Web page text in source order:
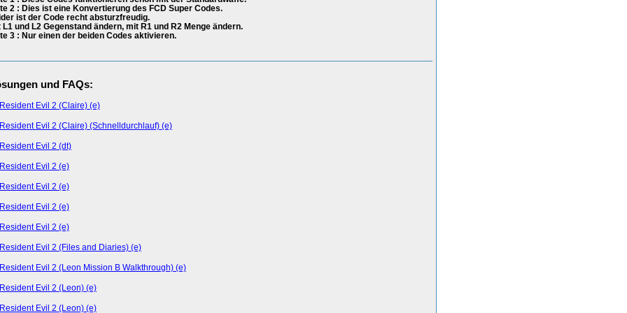
2 : Dies ist eine Konvertierung des FCD Super Codes.
ist der Code recht absturzfreudig.
L1 und L2 Gegenstand ändern, mit R1 und R2 Menge ändern.
3 : Nur einen der beiden Codes aktivieren.
und FAQs:
Resident Evil 2 (Claire) (e)
Resident Evil 2 (Claire) (Schnelldurchlauf) (e)
Resident Evil 2 (dt)
Resident Evil 2 (e)
Resident Evil 2 (e)
Resident Evil 2 (e)
Resident Evil 2 (e)
Resident Evil 2 (Files and Diaries) (e)
Resident Evil 2 (Leon Mission B Walkthrough) (e)
Resident Evil 2 (Leon) (e)
Resident Evil 2 (Leon) (e)